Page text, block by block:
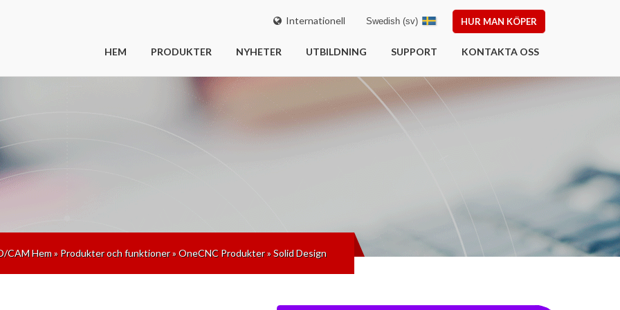
Internationell HUR MAN KÖPER
Swedish (sv)
HEM PRODUKTER NYHETER UTBILDNING SUPPORT KONTAKTA OSS
CAM Hem» Produkter och funktioner»OneCNC Produkter»Solid Design